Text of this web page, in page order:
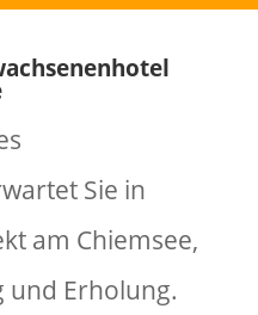
Sie in
am Chiemsee,
und Erholung.